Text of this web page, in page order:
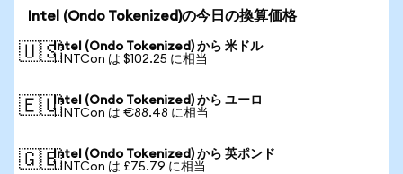
Intel (Ondo Tokenized)の今日の換算価格
🇺🇸Intel (Ondo Tokenized) から 米ドル
1 INTCon は $102.25 に相当
🇪🇺Intel (Ondo Tokenized) から ユーロ
1 INTCon は €88.48 に相当
🇬🇧Intel (Ondo Tokenized) から 英ポンド
1 INTCon は £75.79 に相当